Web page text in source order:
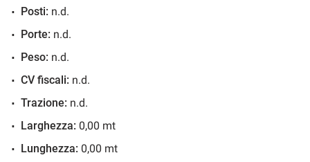
36 Mesi
725€/mese
48 Mesi
Posti: n.d.
Porte: n.d.
Peso: n.d.
CV fiscali: n.d.
Trazione: n.d.
Larghezza: 0,00 mt
Lunghezza: 0,00 mt